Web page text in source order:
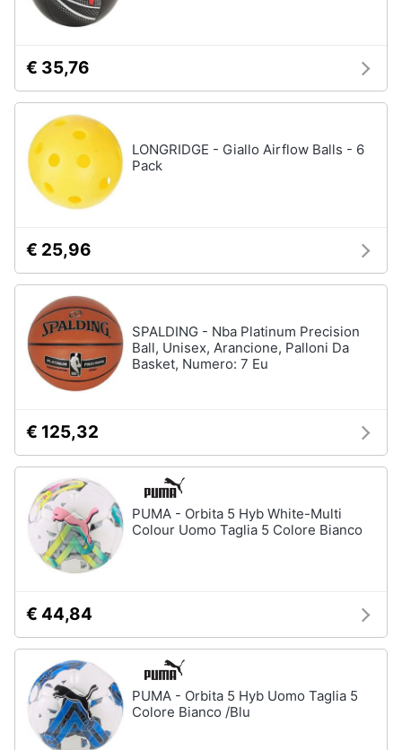
Casalinghi
Abbigliamento
Sport
Animali
Motori
Libri,
cd
dvd
Festività
e
Promozioni
Servizi
Assistenza
clienti
Esci
€ 35,76
LONGRIDGE - Giallo Airflow Balls - 6
Pack
€ 25,96
SPALDING - Nba Platinum Precision
Ball, Unisex, Arancione, Palloni Da
Basket, Numero: 7 Eu
€ 125,32
PUMA - Orbita 5 Hyb White-Multi
Colour Uomo Taglia 5 Colore Bianco
€ 44,84
PUMA - Orbita 5 Hyb Uomo Taglia 5
Colore Bianco /Blu